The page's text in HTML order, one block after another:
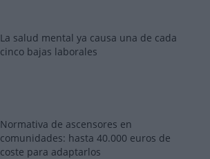
La salud mental ya causa una de cada
cinco bajas laborales
Normativa de ascensores en
comunidades: hasta 40.000 euros de
coste para adaptarlos